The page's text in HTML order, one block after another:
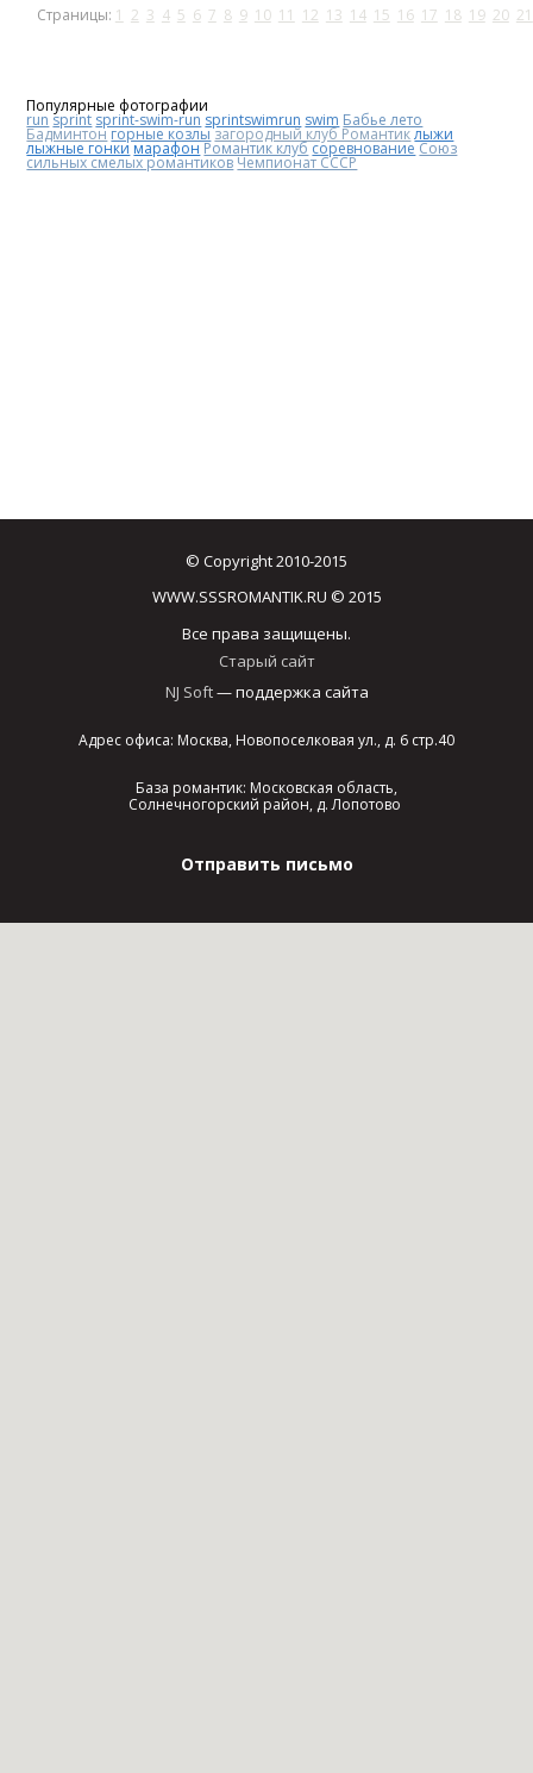
Страницы: 1 2 3 4 5 6 7 8 9 10 11 12 13 14 15 16 17 18 19 20 21
Популярные фотографии
run sprint sprint-swim-run sprintswimrun swim Бабье лето
Бадминтонгорные козлы загородный клуб Романтиклыжи
лыжные гонки марафонРомантик клубсоревнованиеСоюз
сильных смелых романтиковЧемпионат СССР
© Copyright 2010-2015
WWW.SSSROMANTIK.RU © 2015
Все права защищены.
Старый сайт
NJ Soft— поддержка сайта
Адрес офиса: Москва, Новопоселковая ул., д. 6 стр.40
База романтик: Московская область,
Солнечногорский район, д. Лопотово
Отправить письмо